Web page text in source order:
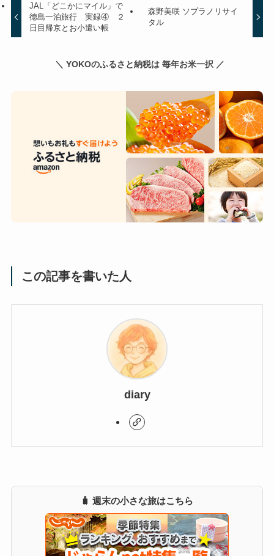
JAL「どこかにマイル」で
徳島一泊旅行 実録④ ２
日目帰京とお小遣い帳
森野美咲 ソプラノリサイ
タル
＼ YOKOのふるさと納税は 毎年お米一択 ／
この記事を書いた人
diary
🧳 週末の小さな旅はこちら